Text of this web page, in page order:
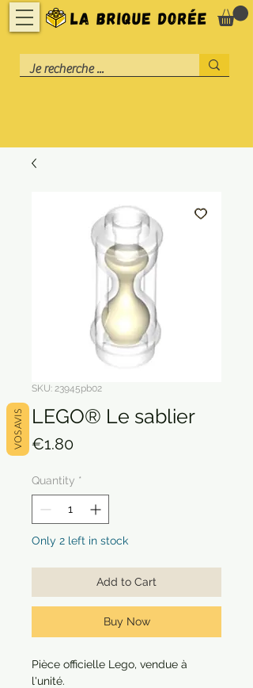
SKU: 23945pb02
LEGO® Le sablier
€1.80Price
Quantity *
Only 2 left in stock
Add to Cart
Buy Now
Pièce officielle Lego, vendue à
l'unité.
VOS AVIS